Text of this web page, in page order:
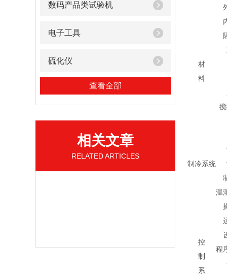
数码产品类试验机
电子工具
硫化仪
查看全部
相关文章
RELATED ARTICLES
材
料
制冷系统
控
制
系
温
程